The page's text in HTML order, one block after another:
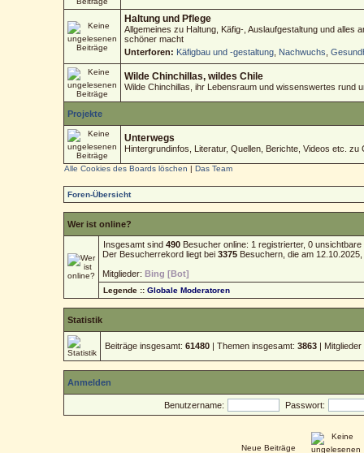
Haltung und Pflege
Allgemeines zu Haltung, Käfig-, Auslaufgestaltung und alles
schöner macht
Unterforen: Käfigbau und -gestaltung Nachwuchs ,
Wilde Chinchillas, wildes Chile
Wilde Chinchillas, ihr Lebensraum und wissenswertes rund
Projekte
Unterwegs
Hintergrundinfos, Literatur, Quellen, Berichte, Videos etc. zu
Alle Cookies des Boards löschen |Das Team
Foren-Übersicht
Wer ist online?
Insgesamt sind490 Besucher online: 1 registrierter, 0
Der Besucherrekord liegt bei3375 Besuchern, die am
Mitglieder:Bing [Bot]
Legende ::Globale Moderatoren
Statistik
Beiträge insgesamt:61480 | Themen insgesamt:3863 |
Anmelden
Benutzername: Passwort:
Neue Beiträge